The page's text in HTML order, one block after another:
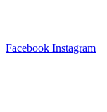
Facebook Instagram